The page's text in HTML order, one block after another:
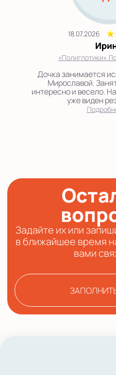
18.07.2026
«Полиглотики»
Дочка занимается
Мирославой.
интересно и весело.
уже виден
Задайте их или
в ближайшее время
вами